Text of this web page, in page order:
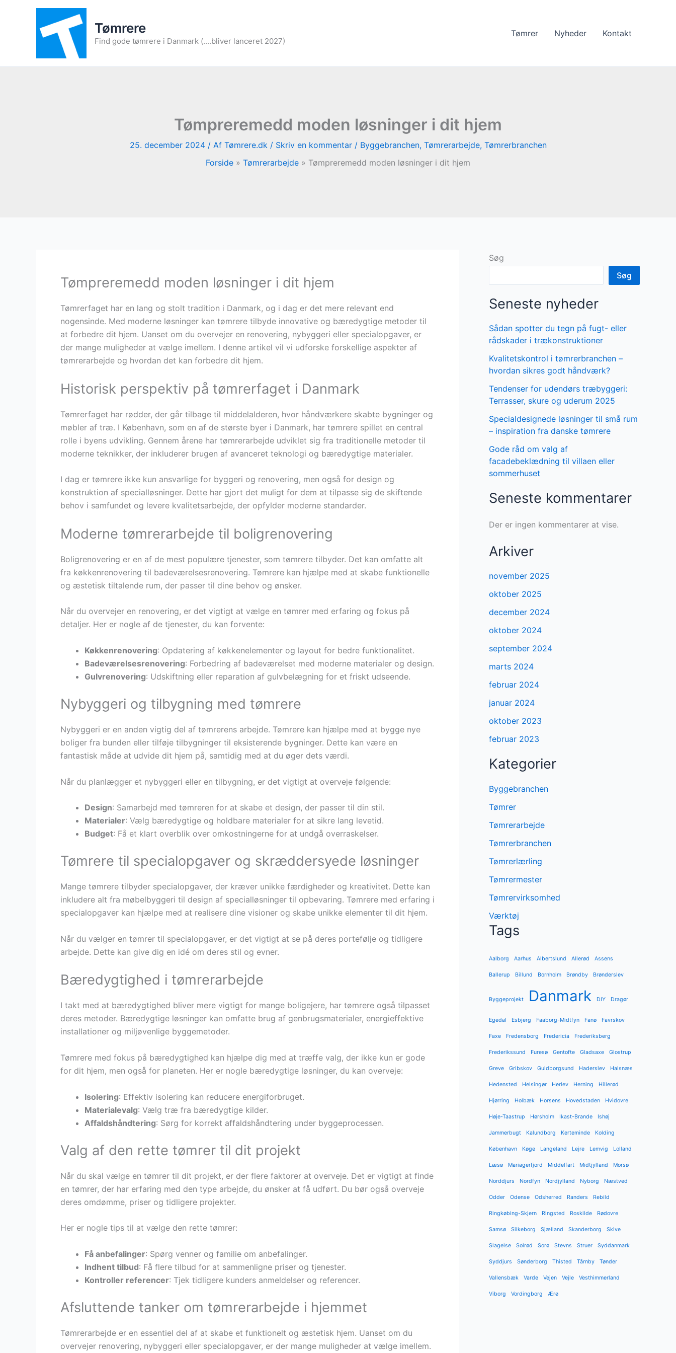
Tømrere
Find gode tømrere i Danmark (....bliver lanceret 2027)
Tømrer Nyheder Kontakt
Tømpreremedd moden løsninger i dit hjem
25. december 2024 / Af Tømrere.dk / Skriv en kommentar / Byggebranchen, Tømrerarbejde, Tømrerbranchen
Forside
Tømrerarbejde Tømpreremedd moden løsninger i dit hjem
Tømpreremedd moden løsninger i dit hjem
Tømrerfaget har en lang og stolt tradition i Danmark, og i dag er det mere relevant end
nogensinde. Med moderne løsninger kan tømrere tilbyde innovative og bæredygtige metoder til
at forbedre dit hjem. Uanset om du overvejer en renovering, nybyggeri eller specialopgaver, er
der mange muligheder at vælge imellem. I denne artikel vil vi udforske forskellige aspekter af
tømrerarbejde og hvordan det kan forbedre dit hjem.
Historisk perspektiv på tømrerfaget i Danmark
Tømrerfaget har rødder, der går tilbage til middelalderen, hvor håndværkere skabte bygninger og
møbler af træ. I København, som en af de største byer i Danmark, har tømrere spillet en central
rolle i byens udvikling. Gennem årene har tømrerarbejde udviklet sig fra traditionelle metoder til
moderne teknikker, der inkluderer brugen af avanceret teknologi og bæredygtige materialer.
I dag er tømrere ikke kun ansvarlige for byggeri og renovering, men også for design og
konstruktion af specialløsninger. Dette har gjort det muligt for dem at tilpasse sig de skiftende
behov i samfundet og levere kvalitetsarbejde, der opfylder moderne standarder.
Moderne tømrerarbejde til boligrenovering
Boligrenovering er en af de mest populære tjenester, som tømrere tilbyder. Det kan omfatte alt
fra køkkenrenovering til badeværelsesrenovering. Tømrere kan hjælpe med at skabe funktionelle
og æstetisk tiltalende rum, der passer til dine behov og ønsker.
Når du overvejer en renovering, er det vigtigt at vælge en tømrer med erfaring og fokus på
detaljer. Her er nogle af de tjenester, du kan forvente:
Køkkenrenovering: Opdatering af køkkenelementer og layout for bedre funktionalitet.
Badeværelsesrenovering: Forbedring af badeværelset med moderne materialer og design.
Gulvrenovering: Udskiftning eller reparation af gulvbelægning for et friskt udseende.
Nybyggeri og tilbygning med tømrere
Nybyggeri er en anden vigtig del af tømrerens arbejde. Tømrere kan hjælpe med at bygge nye
boliger fra bunden eller tilføje tilbygninger til eksisterende bygninger. Dette kan være en
fantastisk måde at udvide dit hjem på, samtidig med at du øger dets værdi.
Når du planlægger et nybyggeri eller en tilbygning, er det vigtigt at overveje følgende:
Design: Samarbejd med tømreren for at skabe et design, der passer til din stil.
Materialer: Vælg bæredygtige og holdbare materialer for at sikre lang levetid.
Budget: Få et klart overblik over omkostningerne for at undgå overraskelser.
Tømrere til specialopgaver og skræddersyede løsninger
Mange tømrere tilbyder specialopgaver, der kræver unikke færdigheder og kreativitet. Dette kan
inkludere alt fra møbelbyggeri til design af specialløsninger til opbevaring. Tømrere med erfaring i
specialopgaver kan hjælpe med at realisere dine visioner og skabe unikke elementer til dit hjem.
Når du vælger en tømrer til specialopgaver, er det vigtigt at se på deres portefølje og tidligere
arbejde. Dette kan give dig en idé om deres stil og evner.
Bæredygtighed i tømrerarbejde
I takt med at bæredygtighed bliver mere vigtigt for mange boligejere, har tømrere også tilpasset
deres metoder. Bæredygtige løsninger kan omfatte brug af genbrugsmaterialer, energieffektive
installationer og miljøvenlige byggemetoder.
Tømrere med fokus på bæredygtighed kan hjælpe dig med at træffe valg, der ikke kun er gode
for dit hjem, men også for planeten. Her er nogle bæredygtige løsninger, du kan overveje:
Isolering: Effektiv isolering kan reducere energiforbruget.
Materialevalg: Vælg træ fra bæredygtige kilder.
Affaldshåndtering: Sørg for korrekt affaldshåndtering under byggeprocessen.
Valg af den rette tømrer til dit projekt
Når du skal vælge en tømrer til dit projekt, er der flere faktorer at overveje. Det er vigtigt at finde
en tømrer, der har erfaring med den type arbejde, du ønsker at få udført. Du bør også overveje
deres omdømme, priser og tidligere projekter.
Her er nogle tips til at vælge den rette tømrer:
Få anbefalinger: Spørg venner og familie om anbefalinger.
Indhent tilbud: Få flere tilbud for at sammenligne priser og tjenester.
Kontroller referencer: Tjek tidligere kunders anmeldelser og referencer.
Afsluttende tanker om tømrerarbejde i hjemmet
Tømrerarbejde er en essentiel del af at skabe et funktionelt og æstetisk hjem. Uanset om du
overvejer renovering, nybyggeri eller specialopgaver, er der mange muligheder at vælge imellem.
Søg
Søg
Seneste nyheder
Sådan spotter du tegn på fugt- eller
rådskader i trækonstruktioner
Kvalitetskontrol i tømrerbranchen –
hvordan sikres godt håndværk?
Tendenser for udendørs træbyggeri:
Terrasser, skure og uderum 2025
Specialdesignede løsninger til små rum
– inspiration fra danske tømrere
Gode råd om valg af
facadebeklædning til villaen eller
sommerhuset
Seneste kommentarer
Der er ingen kommentarer at vise.
Arkiver
november 2025
oktober 2025
december 2024
oktober 2024
september 2024
marts 2024
februar 2024
januar 2024
oktober 2023
februar 2023
Kategorier
Byggebranchen
Tømrer
Tømrerarbejde
Tømrerbranchen
Tømrerlærling
Tømrermester
Tømrervirksomhed
Værktøj
Tags
Aalborg Aarhus Albertslund Allerød Assens
Ballerup Billund Bornholm Brøndby Brønderslev
Byggeprojekt Danmark DIY Dragør
Egedal Esbjerg Faaborg-Midtfyn Fanø Favrskov
Faxe Fredensborg Fredericia Frederiksberg
Frederikssund Furesø Gentofte Gladsaxe Glostrup
Greve Gribskov Guldborgsund Haderslev Halsnæs
Hedensted Helsingør Herlev Herning Hillerød
Hjørring Holbæk Horsens Hovedstaden Hvidovre
Høje-Taastrup Hørsholm Ikast-Brande Ishøj
Jammerbugt Kalundborg Kerteminde Kolding
København Køge Langeland Lejre Lemvig Lolland
Læsø Mariagerfjord Middelfart Midtjylland Morsø
Norddjurs Nordfyn Nordjylland Nyborg Næstved
Odder Odense Odsherred Randers Rebild
Ringkøbing-Skjern Ringsted Roskilde Rødovre
Samsø Silkeborg Sjælland Skanderborg Skive
Slagelse Solrød Sorø Stevns Struer Syddanmark
Syddjurs Sønderborg Thisted Tårnby Tønder
Vallensbæk Varde Vejen Vejle Vesthimmerland
Viborg Vordingborg Ærø